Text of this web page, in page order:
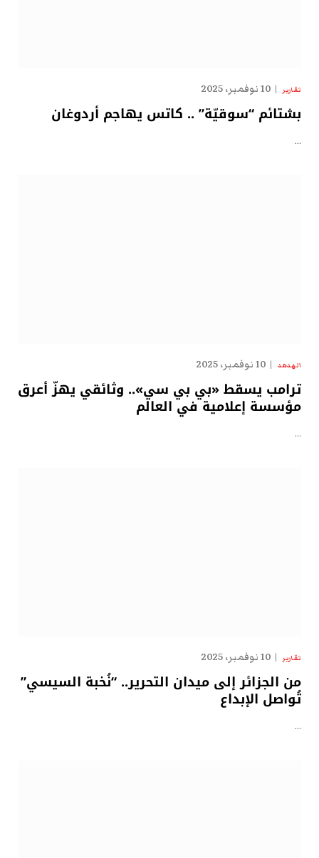
تقارير 10 نوفمبر، 2025
بشتائم “سوقيّة” .. كاتس يهاجم أردوغان
…
الهدهد 10 نوفمبر، 2025
ترامب يسقط «بي بي سي».. وثائقي يهزّ أعرق
مؤسسة إعلامية في العالم
…
تقارير 10 نوفمبر، 2025
من الجزائر إلى ميدان التحرير.. “نُخبة السيسي”
تُواصل الإبداع
…